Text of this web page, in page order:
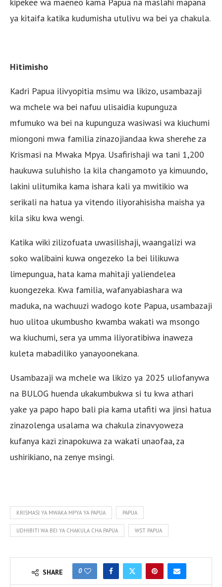
kipekee wa maeneo kama Papua na maslahi mapana
ya kitaifa katika kudumisha utulivu wa bei ya chakula.
Hitimisho
Kadri Papua ilivyopitia msimu wa likizo, usambazaji
wa mchele wa bei nafuu ulisaidia kupunguza
mfumuko wa bei na kupunguza wasiwasi wa kiuchumi
miongoni mwa familia zinazojiandaa kwa sherehe za
Krismasi na Mwaka Mpya. Usafirishaji wa tani 1,200
haukuwa suluhisho la kila changamoto ya kimuundo,
lakini ulitumika kama ishara kali ya mwitikio wa
serikali na hatua ya vitendo iliyorahisisha maisha ya
kila siku kwa wengi.
Katika wiki zilizofuata uwasilishaji, waangalizi wa
soko walibaini kuwa ongezeko la bei lilikuwa
limepungua, hata kama mahitaji yaliendelea
kuongezeka. Kwa familia, wafanyabiashara wa
maduka, na wachuuzi wadogo kote Papua, usambazaji
huo ulitoa ukumbusho kwamba wakati wa msongo
wa kiuchumi, sera ya umma iliyoratibiwa inaweza
kuleta mabadiliko yanayoonekana.
Usambazaji wa mchele wa likizo ya 2025 uliofanywa
na BULOG huenda ukakumbukwa si tu kwa athari
yake ya papo hapo bali pia kama utafiti wa jinsi hatua
zinazolenga usalama wa chakula zinavyoweza
kufanya kazi zinapokuwa za wakati unaofaa, za
ushirikiano, na zenye msingi.
KRISMASI YA MWAKA MPYA YA PAPUA PAPUA
UDHIBITI WA BEI YA CHAKULA CHA PAPUA WST PAPUA
SHARE 0